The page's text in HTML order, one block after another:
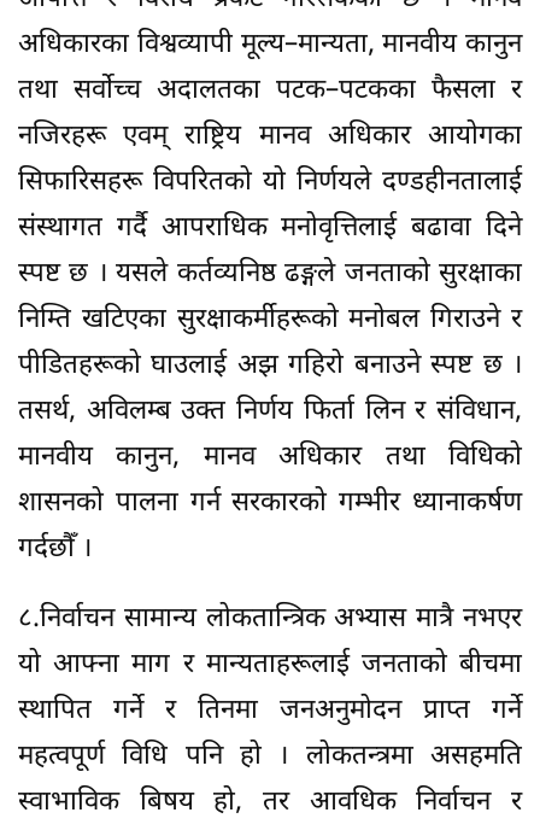
अधिकारका विश्वव्यापी मूल्य–मान्यता, मानवीय कानुन
तथा सर्वोच्च अदालतका पटक–पटकका फैसला र
नजिरहरू एवम् राष्ट्रिय मानव अधिकार आयोगका
सिफारिसहरू विपरितको यो निर्णयले दण्डहीनतालाई
संस्थागत गर्दै आपराधिक मनोवृत्तिलाई बढावा दिने
स्पष्ट छ । यसले कर्तव्यनिष्ठ ढङ्गले जनताको सुरक्षाका
निम्ति खटिएका सुरक्षाकर्मीहरूको मनोबल गिराउने र
पीडितहरूको घाउलाई अझ गहिरो बनाउने स्पष्ट छ ।
तसर्थ, अविलम्ब उक्त निर्णय फिर्ता लिन र संविधान,
मानवीय कानुन, मानव अधिकार तथा विधिको
शासनको पालना गर्न सरकारको गम्भीर ध्यानाकर्षण
गर्दछौँ ।
८.निर्वाचन सामान्य लोकतान्त्रिक अभ्यास मात्रै नभएर
यो आफ्ना माग र मान्यताहरूलाई जनताको बीचमा
स्थापित गर्ने र तिनमा जनअनुमोदन प्राप्त गर्ने
महत्वपूर्ण विधि पनि हो । लोकतन्त्रमा असहमति
स्वाभाविक बिषय हो, तर आवधिक निर्वाचन र